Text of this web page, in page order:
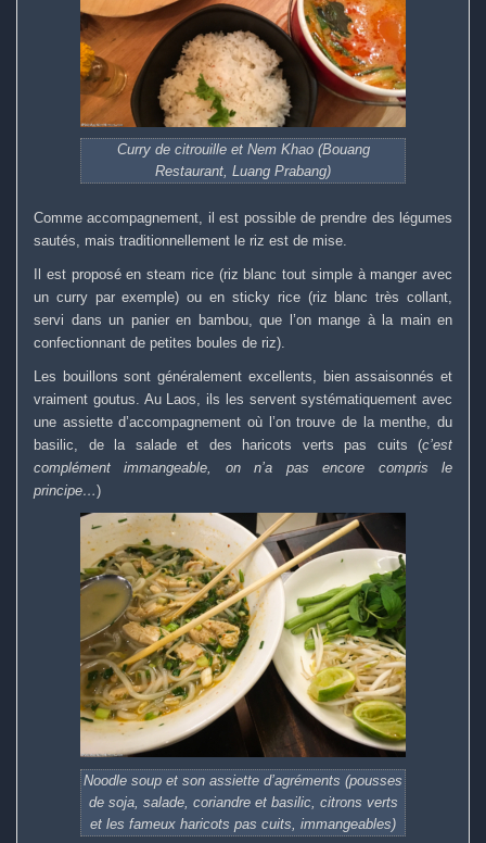
Curry de citrouille et Nem Khao (Bouang
Restaurant, Luang Prabang)
Comme accompagnement, il est possible de prendre des légumes
sautés, mais traditionnellement le riz est de mise.
Il est proposé en steam rice (riz blanc tout simple à manger avec
un curry par exemple) ou en sticky rice (riz blanc très collant,
servi dans un panier en bambou, que l’on mange à la main en
confectionnant de petites boules de riz).
Les bouillons sont généralement excellents, bien assaisonnés et
vraiment goutus. Au Laos, ils les servent systématiquement avec
une assiette d’accompagnement où l’on trouve de la menthe, du
basilic, de la salade et des haricots verts pas cuits (c’est
complément immangeable, on n’a pas encore compris le
principe…)
Noodle soup et son assiette d’agréments (pousses
de soja, salade, coriandre et basilic, citrons verts
et les fameux haricots pas cuits, immangeables)